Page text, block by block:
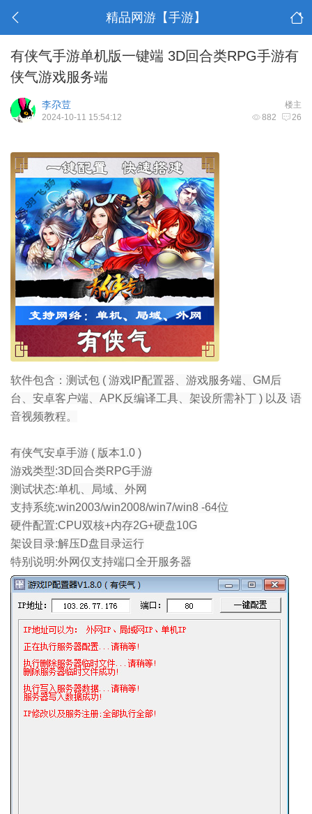
精品网游【手游】
有侠气手游单机版一键端 3D回合类RPG手游有
侠气游戏服务端
楼主
李尕荳
882 26
2024-10-11 15:54:12
软件包含：测试包 ( 游戏IP配置器、游戏服务端、GM后
台、安卓客户端、APK反编译工具、架设所需补丁 ) 以及 语
音视频教程。
有侠气安卓手游 ( 版本1.0 )
游戏类型:3D回合类RPG手游
测试状态:单机、局域、外网
支持系统:win2003/win2008/win7/win8 -64位
硬件配置:CPU双核+内存2G+硬盘10G
架设目录:解压D盘目录运行
特别说明:外网仅支持端口全开服务器